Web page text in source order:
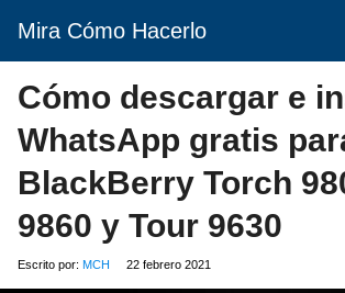
Mira Cómo Hacerlo
Cómo descargar e
WhatsApp gratis
BlackBerry Torch
9860 y Tour 9630
Escrito por: MCH 22 febrero 2021